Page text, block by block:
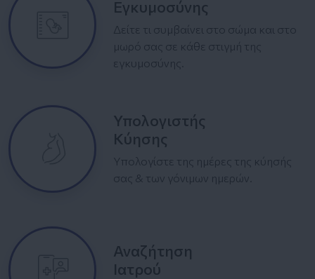
Εγκυμοσύνης
Δείτε τι συμβαίνει στο σώμα και στο
μωρό σας σε κάθε στιγμή της
εγκυμοσύνης.
Υπολογιστής
Κύησης
Υπολογίστε της ημέρες της κύησής
σας & των γόνιμων ημερών.
Αναζήτηση
Ιατρού